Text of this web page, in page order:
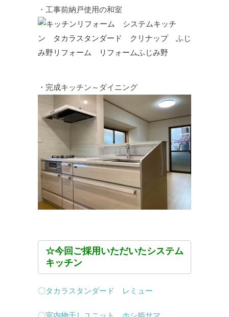
・工事前納戸使用の和室
・完成キッチン～ダイニング
☆今回ご採用いただいたシステム
キッチン
〇タカラスタンダード レミュー
〇室内物干しユニット ホシ姫サマ